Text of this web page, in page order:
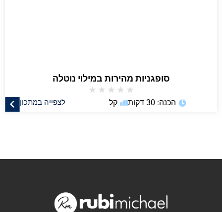
סופגניות מהירות במילוי נוטלה
★
★
★
★
★
לצפייה במתכון הכנה: 30 דקות קל